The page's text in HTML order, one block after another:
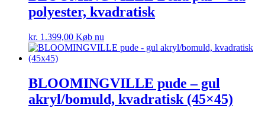
polyester, kvadratisk
kr. 1.399,00 Køb nu
BLOOMINGVILLE pude – gul
akryl/bomuld, kvadratisk (45×45)